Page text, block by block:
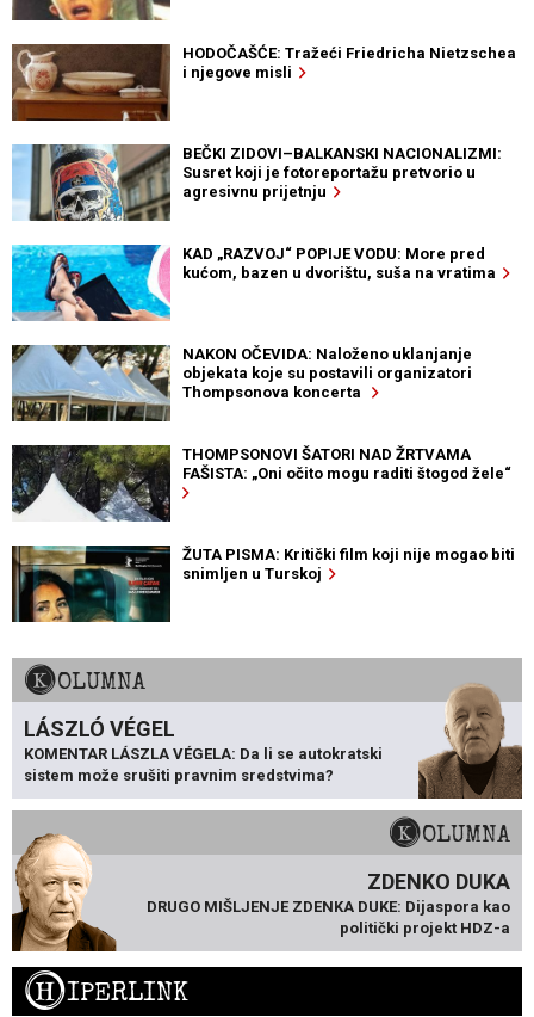
HODOČAŠĆE: Tražeći Friedricha Nietzschea
i njegove misli
BEČKI ZIDOVI–BALKANSKI NACIONALIZMI:
Susret koji je fotoreportažu pretvorio u
agresivnu prijetnju
KAD „RAZVOJ“ POPIJE VODU: More pred
kućom, bazen u dvorištu, suša na vratima
NAKON OČEVIDA: Naloženo uklanjanje
objekata koje su postavili organizatori
Thompsonova koncerta
THOMPSONOVI ŠATORI NAD ŽRTVAMA
FAŠISTA: „Oni očito mogu raditi štogod žele“
ŽUTA PISMA: Kritički film koji nije mogao biti
snimljen u Turskoj
KOLUMNA
LÁSZLÓ VÉGEL
KOMENTAR LÁSZLA VÉGELA: Da li se autokratski
sistem može srušiti pravnim sredstvima?
KOLUMNA
ZDENKO DUKA
DRUGO MIŠLJENJE ZDENKA DUKE: Dijaspora kao
politički projekt HDZ-a
HIPERLINK